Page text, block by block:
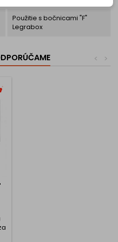
Použitie s bočnicami "F"
Legrabox
>
<